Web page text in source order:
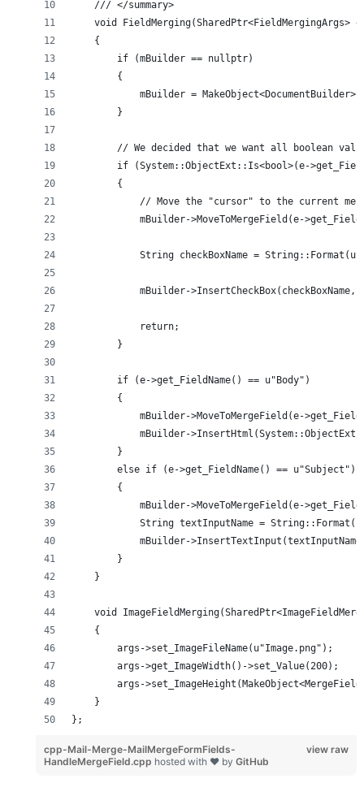
    /// </summary>
void FieldMerging(SharedPtr<FieldMergingArgs>
    {
        if (mBuilder == nullptr)
        {
mBuilder =
        }
// We decided that we want all boolean
if (System::ObjectExt::Is<bool>(e-
        {
// Move the "cursor" to the current
mBuilder->MoveToMergeField(e-
String checkBoxName =
mBuilder-
            return;
        }
        if (e->get_FieldName() == u"Body")
        {
mBuilder->MoveToMergeField(e-
mBuilder-
        }
        else if (e->get_FieldName() == u"Subject")
        {
mBuilder->MoveToMergeField(e-
String textInputName =
mBuilder-
        }
    }
void
    {
        args->set_ImageFileName(u"Image.png");
        args->get_ImageWidth()->set_Value(200);
args-
    }
};
view raw
cpp-Mail-Merge-MailMergeFormFields-
HandleMergeField.cpp hosted with ❤ by GitHub